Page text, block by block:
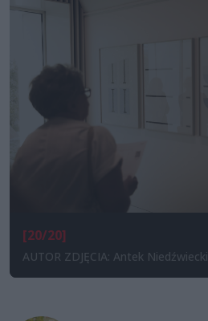
[20/20]
AUTOR ZDJĘCIA: Antek Niedźwiecki